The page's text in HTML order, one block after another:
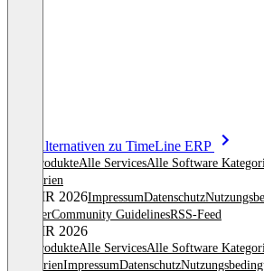
Alle Alternativen zu TimeLine ERP
Alle ProdukteAlle ServicesAlle Software
Kategorien
© OMR 2026ImpressumDatenschutz
AnbieterCommunity GuidelinesRSS-Feed
© OMR 2026
Alle ProdukteAlle ServicesAlle Software
KategorienImpressumDatenschutz